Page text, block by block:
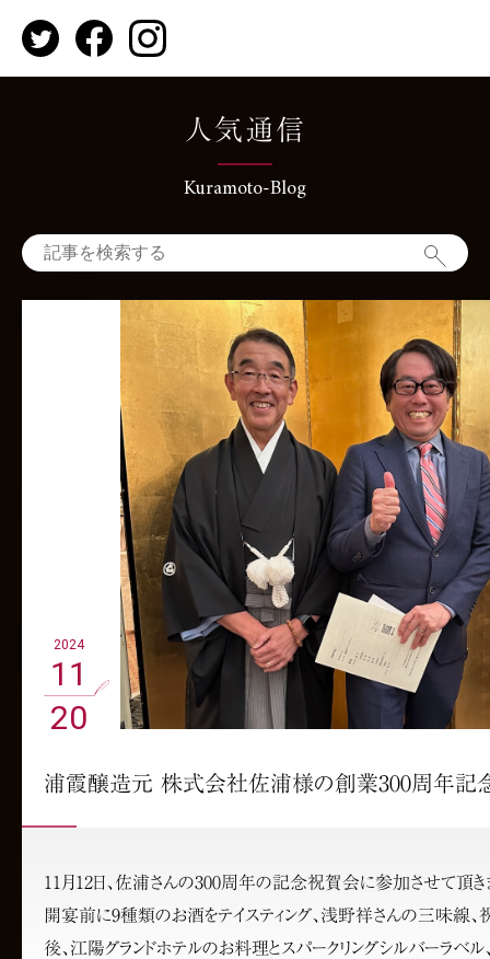
人気通信
Kuramoto-Blog
2024
11
20
浦霞醸造元 株式会社佐浦様の創業300周年記
11月12日、佐浦さんの300周年の記念祝賀会に参加させて頂き
開宴前に9種類のお酒をテイスティング、浅野祥さんの三味線
後、江陽グランドホテルのお料理とスパークリングシルバーラベ